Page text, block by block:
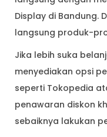
Display di Bandung.
langsung produk-
Jika lebih suka
menyediakan opsi
seperti Tokopedia
penawaran diskon
sebaiknya lakukan